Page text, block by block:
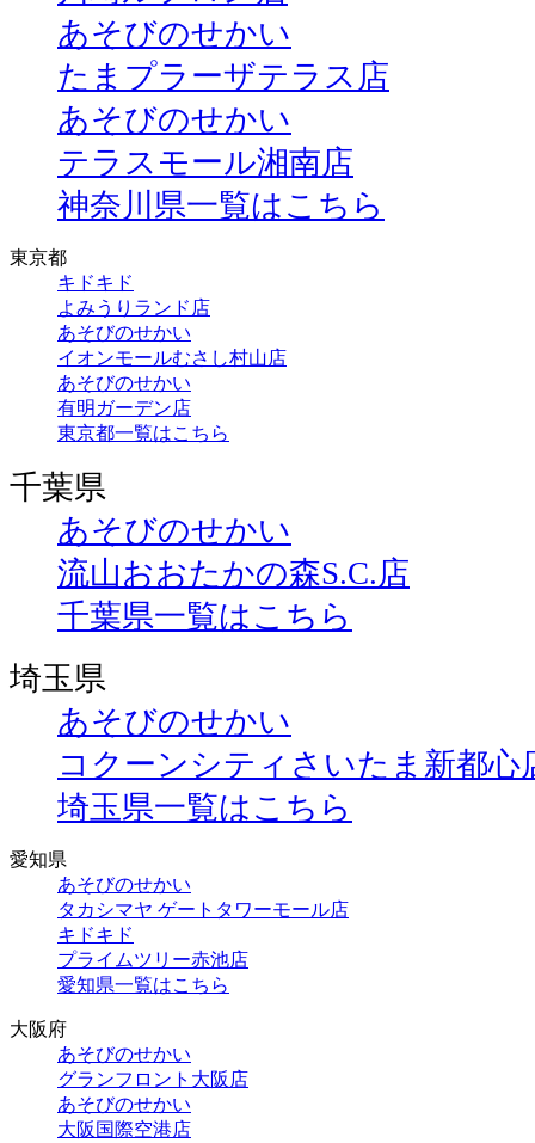
あそびのせかい
たまプラーザテラス店
あそびのせかい
テラスモール湘南店
神奈川県一覧はこちら
東京都
キドキド
よみうりランド店
あそびのせかい
イオンモールむさし村山店
あそびのせかい
有明ガーデン店
東京都一覧はこちら
千葉県
あそびのせかい
流山おおたかの森S.C.店
千葉県一覧はこちら
埼玉県
あそびのせかい
コクーンシティさいたま新都心
埼玉県一覧はこちら
愛知県
あそびのせかい
タカシマヤ ゲートタワーモール店
キドキド
プライムツリー赤池店
愛知県一覧はこちら
大阪府
あそびのせかい
グランフロント大阪店
あそびのせかい
大阪国際空港店